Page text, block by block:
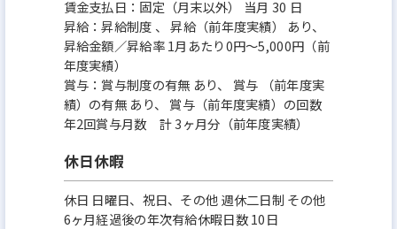
賃金支払日：固定（月末以外） 当月 30 日
昇給：昇給制度 、 昇給（前年度実績） あり、
昇給金額／昇給率 1月あたり0円～5,000円（前
年度実績）
賞与：賞与制度の有無 あり、 賞与 （前年度実
績）の有無 あり、 賞与（前年度実績）の回数
年2回賞与月数 計 3ヶ月分（前年度実績）
休日休暇
休日 日曜日、祝日、その他 週休二日制 その他
6ヶ月経過後の年次有給休暇日数 10日